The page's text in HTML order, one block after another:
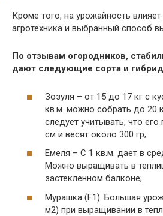
Кроме того, на урожайность влияет
агротехника и выбранный способ
По отзывам огородников,
дают следующие сорта и
Зозуля – от 15 до 17 кг с
кв.м. можно собрать до 20
следует учитывать, что
см и весят около 300 гр;
Емеля – С 1 кв.м. дает в
Можно выращивать в
застекленном балконе;
Мурашка (F1). Большая
м2) при выращивании в